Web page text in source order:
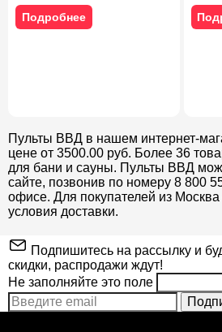
Подробнее
Пульты ВВД в нашем интернет-
цене от 3500.00 руб. Более 36
для бани и сауны. Пульты ВВД
сайте, позвонив по номеру 8 800
офисе. Для покупателей из
условия доставки.
Подпишитесь на рассылку и
скидки, распродажи ждут!
Не заполняйте это поле